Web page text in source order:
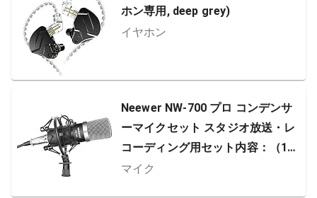
ホン専用, deep grey)
イヤホン
Neewer NW-700 プロ コンデンサ
ーマイクセット スタジオ放送・レ
コーディング用セット内容：（1）
NW-700コンデンサーマイク（ブラ
マイク